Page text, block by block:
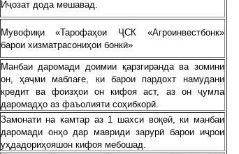
Иҷозат дода мешавад.
Мувофиқи «Тарофаҳои ҶСК «Агроинвестбонк»
барои хизматрасониҳои бонкӣ»
Манбаи даромади доимии қарзгиранда ва зомини
он, ҳаҷми маблағе, ки барои пардохт намудани
кредит ва фоизҳои он кифоя аст, аз он ҷумла
даромадҳо аз фаъолияти соҳибкорӣ.
Замонати на камтар аз 1 шахси воқеӣ, ки манбаи
даромади онҳо дар мавриди зарурӣ барои иҷрои
уҳдадориҳояшон кифоя мебошад.